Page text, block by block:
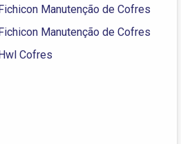
Manutenção de Cofres
Manutenção de Cofres
Cofres